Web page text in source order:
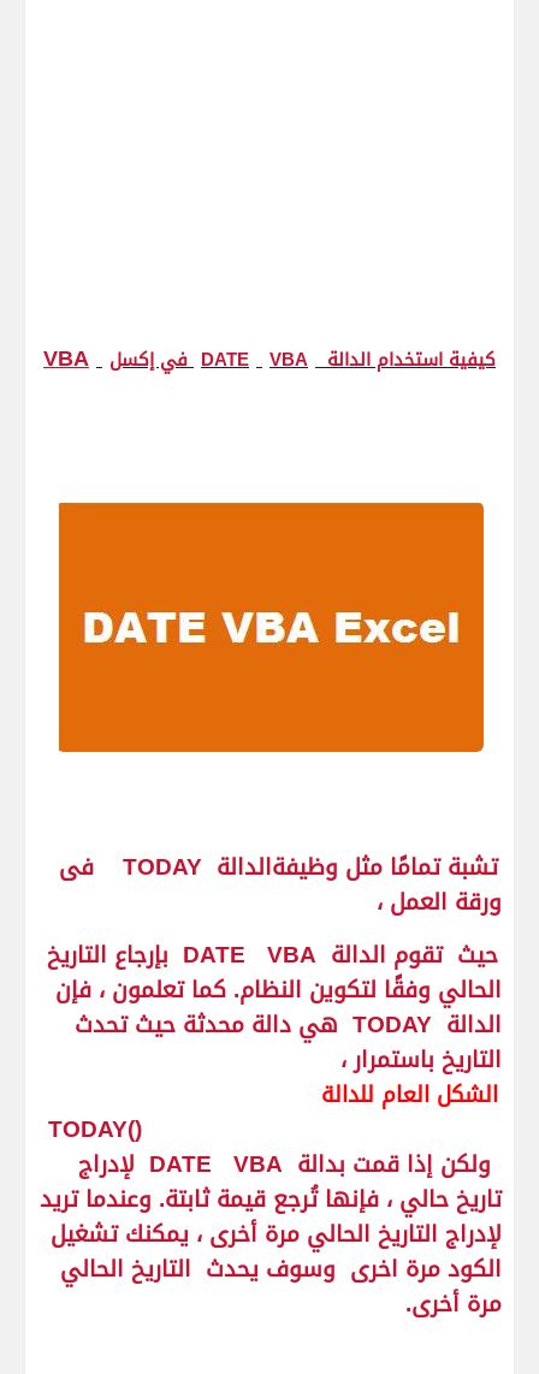
كيفية استخدام الدالة VBA
DATE في إكسل VBA
تشبة تمامًا مثل وظيفةالدالة TODAY
فى
ورقة العمل ،
حيث تقوم الدالة VBA
DATE بإرجاع التاريخ
الحالي وفقًا لتكوين النظام. كما تعلمون ، فإن
الدالة TODAY هي دالة محدثة حيث تحدث
التاريخ باستمرار ،
الشكل العام للدالة
TODAY()
ولكن إذا قمت بدالة VBA
DATE لإدراج
تاريخ حالي ، فإنها تُرجع قيمة ثابتة. وعندما تريد
لإدراج التاريخ الحالي مرة أخرى ، يمكنك تشغيل
الكود مرة اخرى وسوف يحدث التاريخ الحالي
مرة أخرى.